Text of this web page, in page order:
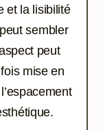
et la lisibilité
sembler
peut
mise en